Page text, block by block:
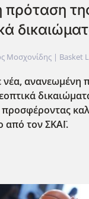
Μοσχονίδης | Basket
νέα, ανανεωμένη
από τον ΣΚΑΪ.